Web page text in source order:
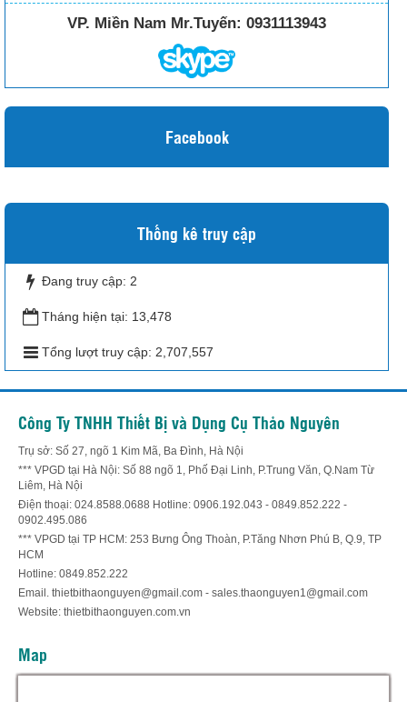
VP. Miền Nam Mr.Tuyến: 0931113943
Facebook
Thống kê truy cập
Đang truy cập: 2
Tháng hiện tại: 13,478
Tổng lượt truy cập: 2,707,557
Công Ty TNHH Thiết Bị và Dụng Cụ Thảo Nguyên
Trụ sở: Số 27, ngõ 1 Kim Mã, Ba Đình, Hà Nội
*** VPGD tại Hà Nội: Số 88 ngõ 1, Phố Đại Linh, P.Trung Văn, Q.Nam Từ
Liêm, Hà Nội
Điện thoại: 024.8588.0688 Hotline: 0906.192.043 - 0849.852.222 -
0902.495.086
*** VPGD tại TP HCM: 253 Bưng Ông Thoàn, P.Tăng Nhơn Phú B, Q.9, TP
HCM
Hotline: 0849.852.222
Email. thietbithaonguyen@gmail.com - sales.thaonguyen1@gmail.com
Website: thietbithaonguyen.com.vn
Map